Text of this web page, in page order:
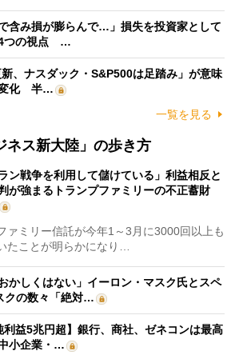
含み損が膨らんで…」損失を投資家として
4つの視点 …
新、ナスダック・S&P500は足踏み」が意味
変化 半…
一覧を見る
ネス新大陸」の歩き方
ラン戦争を利用して儲けている」利益相反と
が強まるトランプファミリーの不正蓄財
ミリー信託が今年1～3月に3000回以上も
たことが明らかになり…
かしくはない」イーロン・マスク氏とスペ
クの数々「絶対…
利益5兆円超】銀行、商社、ゼネコンは最高
小企業・…